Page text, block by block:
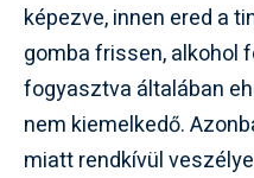
képezve, innen ered a
gomba frissen, alkohol
fogyasztva általában
nem kiemelkedő.
miatt rendkívül